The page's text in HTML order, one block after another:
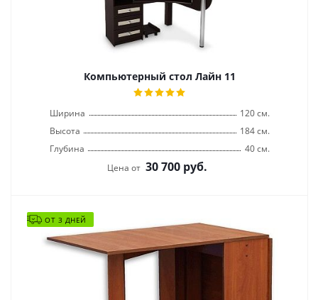
Компьютерный стол Лайн 11
Ширина
120 см.
Высота
184 см.
Глубина
40 см.
Цена от 30 700 руб.
ОТ 3 ДНЕЙ